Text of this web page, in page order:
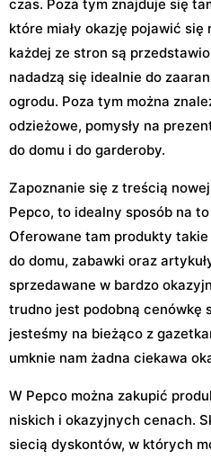
czas. Poza tym znajduje się
które miały okazję pojawić się
każdej ze stron są
nadadzą się idealnie do
ogrodu. Poza tym można
odzieżowe, pomysły na
do domu i do garderoby.
Zapoznanie się z treścią
Pepco, to idealny sposób na
Oferowane tam produkty
do domu, zabawki oraz
sprzedawane w bardzo
trudno jest podobną cenówkę
jesteśmy na bieżąco z
umknie nam żadna ciekawa
W Pepco można zakupić
niskich i okazyjnych cenach.
siecią dyskontów, w których